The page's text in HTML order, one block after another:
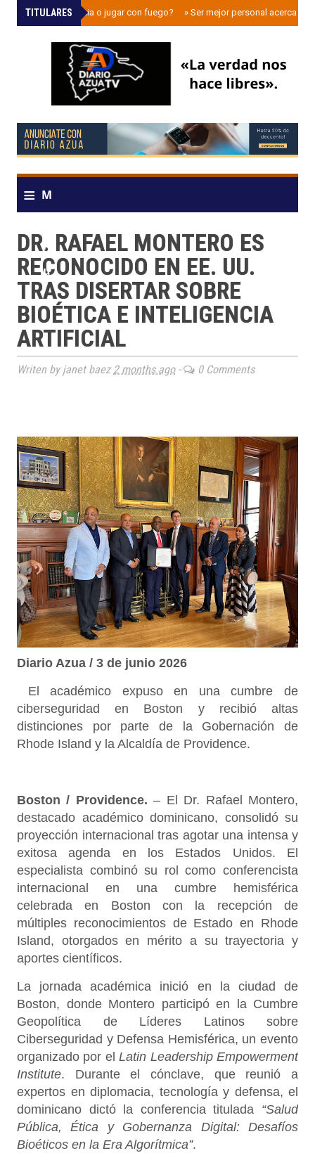
TITULARES
»¿Democracia o jugar con fuego? » Ser mejor personal acerca a
≡ M
n
u
DR. RAFAEL MONTERO ES
RECONOCIDO EN EE. UU.
TRAS DISERTAR SOBRE
BIOÉTICA E INTELIGENCIA
ARTIFICIAL
Writen by janet baez 2 months ago- 0 Comments
Diario Azua / 3 de junio 2026
El académico expuso en una cumbre de
ciberseguridad en Boston y recibió altas
distinciones por parte de la Gobernación de
Rhode Island y la Alcaldía de Providence.
Boston / Providence. – El Dr. Rafael Montero,
destacado académico dominicano, consolidó su
proyección internacional tras agotar una intensa y
exitosa agenda en los Estados Unidos. El
especialista combinó su rol como conferencista
internacional en una cumbre hemisférica
celebrada en Boston con la recepción de
múltiples reconocimientos de Estado en Rhode
Island, otorgados en mérito a su trayectoria y
aportes científicos.
La jornada académica inició en la ciudad de
Boston, donde Montero participó en la Cumbre
Geopolítica de Líderes Latinos sobre
Ciberseguridad y Defensa Hemisférica, un evento
organizado por elLatin Leadership Empowerment
Institute. Durante el cónclave, que reunió a
expertos en diplomacia, tecnología y defensa, el
dominicano dictó la conferencia titulada “Salud
Pública, Ética y Gobernanza Digital: Desafíos
Bioéticos en la Era Algorítmica”.